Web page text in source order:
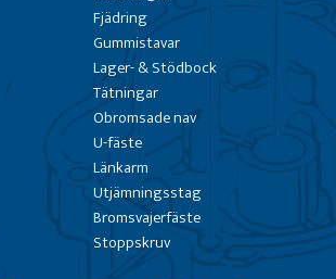
Fjädring
Gummistavar
Lager- & Stödbock
Tätningar
Obromsade nav
U-fäste
Länkarm
Utjämningsstag
Bromsvajerfäste
Stoppskruv